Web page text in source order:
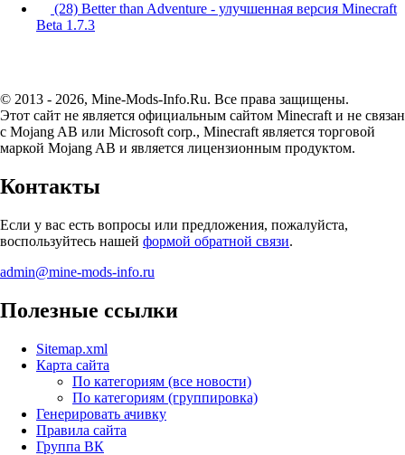
(28) Better than Adventure - улучшенная версия Minecraft
Beta 1.7.3
© 2013 - 2026, Mine-Mods-Info.Ru. Все права защищены.
Этот сайт не является официальным сайтом Minecraft и не связан
с Mojang AB или Microsoft corp., Minecraft является торговой
маркой Mojang AB и является лицензионным продуктом.
Контакты
Если у вас есть вопросы или предложения, пожалуйста,
воспользуйтесь нашей формой обратной связи.
admin@mine-mods-info.ru
Полезные ссылки
Sitemap.xml
Карта сайта
По категориям (все новости)
По категориям (группировка)
Генерировать ачивку
Правила сайта
Группа ВК